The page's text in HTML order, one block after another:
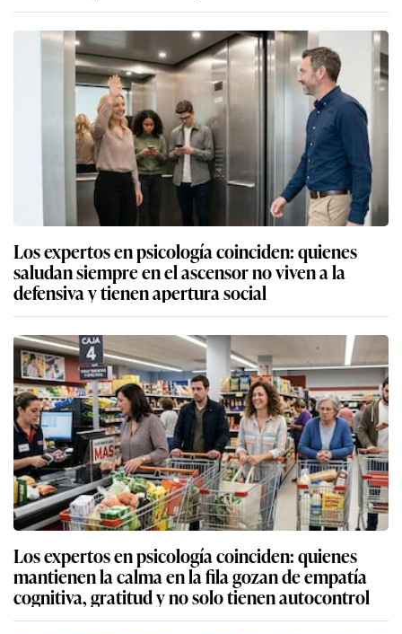
Los expertos en psicología coinciden: quienes
saludan siempre en el ascensor no viven a la
defensiva y tienen apertura social
Los expertos en psicología coinciden: quienes
mantienen la calma en la fila gozan de empatía
cognitiva, gratitud y no solo tienen autocontrol